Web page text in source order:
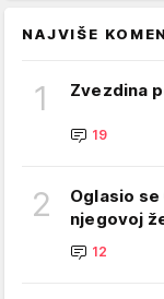
NAJVIŠE
1 Zvezdina
19
2
Oglasio
njegovoj
12